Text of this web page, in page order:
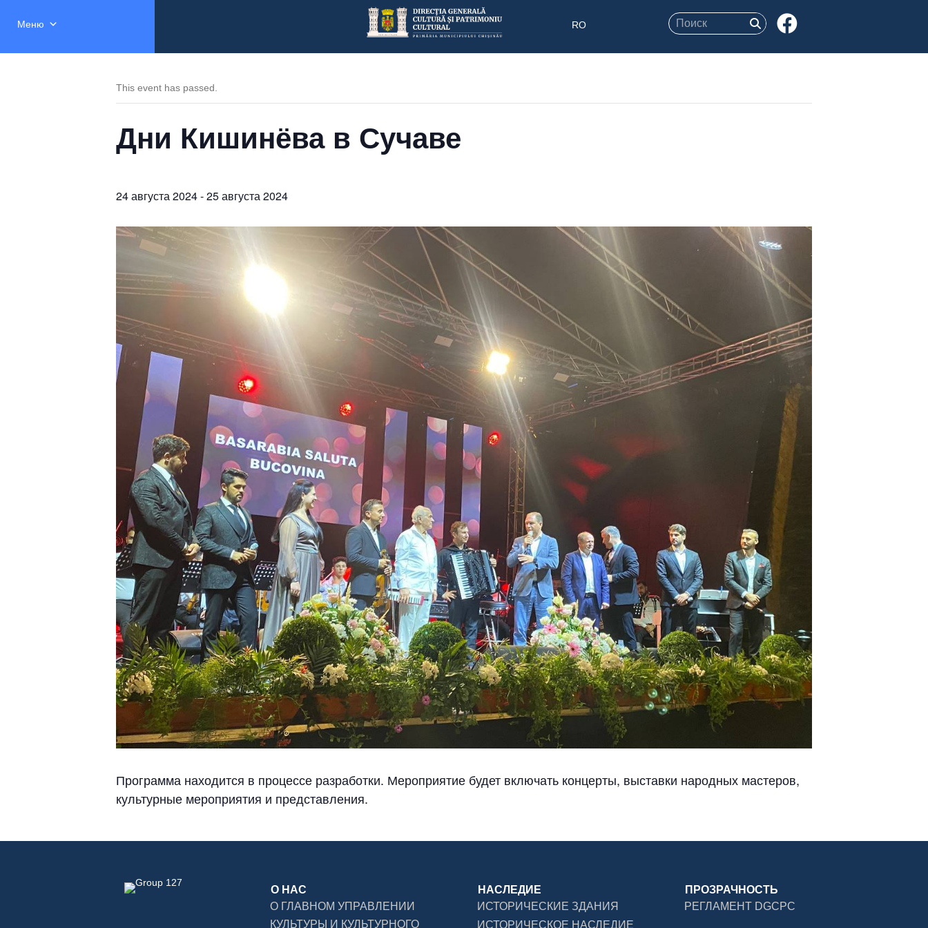
Меню RO
This event has passed.
Дни Кишинёва в Сучаве
24 августа 2024-25 августа 2024
Программа находится в процессе разработки. Мероприятие будет включать концерты, выставки народных мастеров,
культурные мероприятия и представления.
О НАС
О ГЛАВНОМ УПРАВЛЕНИИ
КУЛЬТУРЫ И КУЛЬТУРНОГО
НАСЛЕДИЕ
ИСТОРИЧЕСКИЕ ЗДАНИЯ
ИСТОРИЧЕСКОЕ НАСЛЕДИЕ
ПРОЗРАЧНОСТЬ
РЕГЛАМЕНТ DGCPC